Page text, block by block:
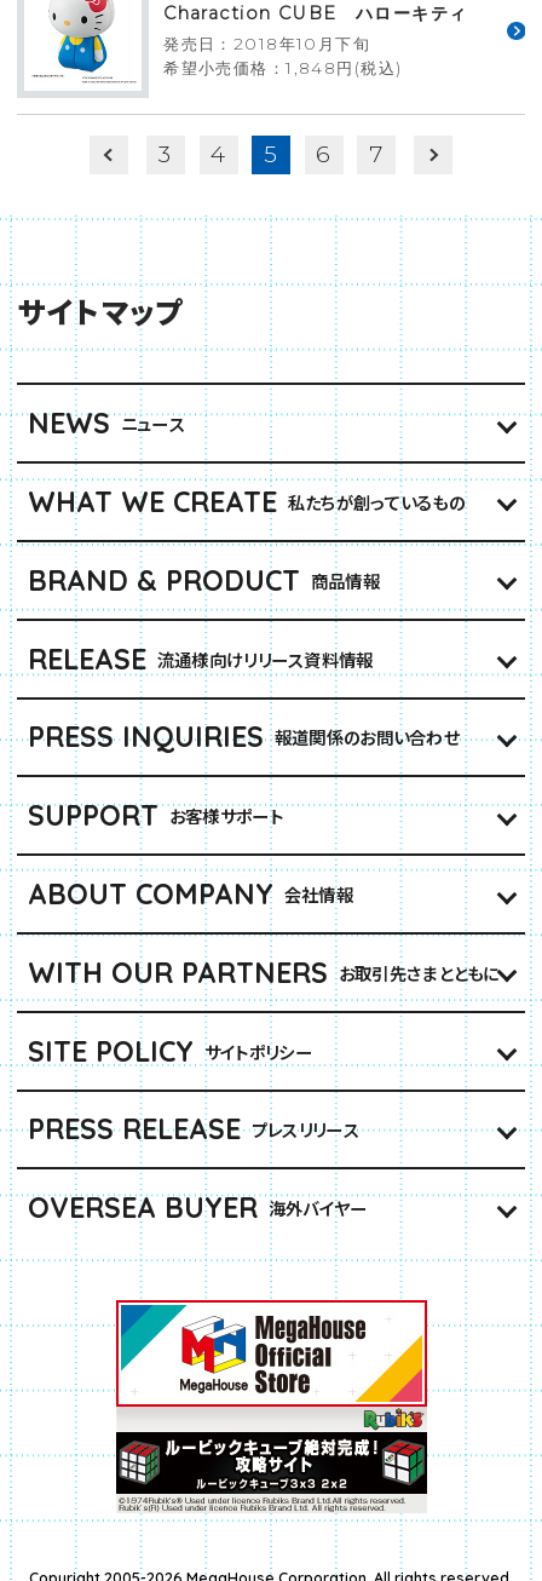
Charaction CUBE ハローキティ
発売日：2018年10月下旬
希望小売価格：1,848円(税込)
3 4 5 6 7
サイトマップ
NEWS ニュース
WHAT WE CREATE 私たちが創っているもの
BRAND & PRODUCT 商品情報
RELEASE 流通様向けリリース資料情報
PRESS INQUIRIES 報道関係のお問い合わせ
SUPPORT お客様サポート
ABOUT COMPANY 会社情報
WITH OUR PARTNERS お取引先さまとともに
SITE POLICY サイトポリシー
PRESS RELEASE プレスリリース
OVERSEA BUYER 海外バイヤー
Copyright 2005-2026 MegaHouse Corporation. All rights reserved.